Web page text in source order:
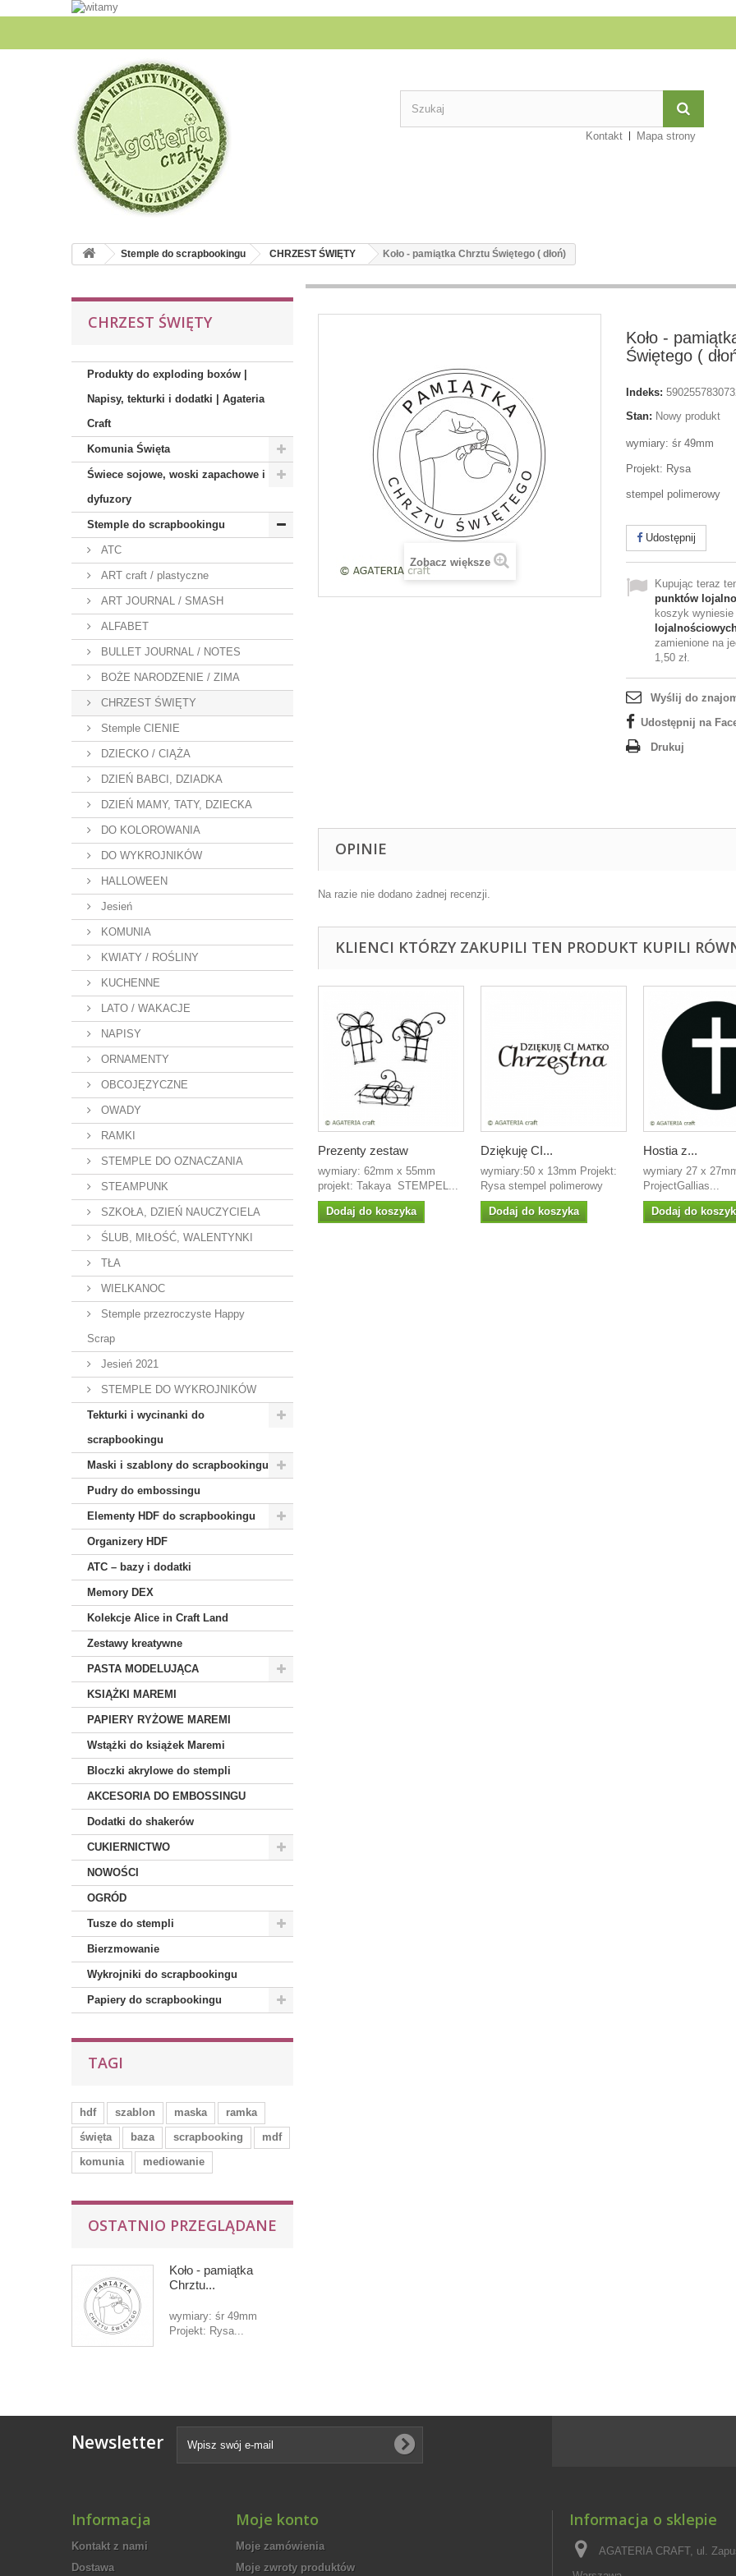
Kontakt Mapa strony
Stemple do scrapbookingu CHRZEST ŚWIĘTY Koło - pamiątka Chrztu Świętego ( dłoń)
CHRZEST ŚWIĘTY
Produkty do exploding boxów |
Napisy, tekturki i dodatki | Agateria
Craft
Komunia Święta
Świece sojowe, woski zapachowe i
dyfuzory
Stemple do scrapbookingu
ATC
ART craft / plastyczne
ART JOURNAL / SMASH
ALFABET
BULLET JOURNAL / NOTES
BOŻE NARODZENIE / ZIMA
CHRZEST ŚWIĘTY
Stemple CIENIE
DZIECKO / CIĄŻA
DZIEŃ BABCI, DZIADKA
DZIEŃ MAMY, TATY, DZIECKA
DO KOLOROWANIA
DO WYKROJNIKÓW
HALLOWEEN
Jesień
KOMUNIA
KWIATY / ROŚLINY
KUCHENNE
LATO / WAKACJE
NAPISY
ORNAMENTY
OBCOJĘZYCZNE
OWADY
RAMKI
STEMPLE DO OZNACZANIA
STEAMPUNK
SZKOŁA, DZIEŃ NAUCZYCIELA
ŚLUB, MIŁOŚĆ, WALENTYNKI
TŁA
WIELKANOC
Stemple przezroczyste Happy
Scrap
Jesień 2021
STEMPLE DO WYKROJNIKÓW
Tekturki i wycinanki do
scrapbookingu
Maski i szablony do scrapbookingu
Pudry do embossingu
Elementy HDF do scrapbookingu
Organizery HDF
ATC – bazy i dodatki
Memory DEX
Kolekcje Alice in Craft Land
Zestawy kreatywne
PASTA MODELUJĄCA
KSIĄŻKI MAREMI
PAPIERY RYŻOWE MAREMI
Wstążki do książek Maremi
Bloczki akrylowe do stempli
AKCESORIA DO EMBOSSINGU
Dodatki do shakerów
CUKIERNICTWO
NOWOŚCI
OGRÓD
Tusze do stempli
Bierzmowanie
Wykrojniki do scrapbookingu
Papiery do scrapbookingu
TAGI
hdf szablon maska
ramka
święta
baza scrapbooking
mdf
komunia
mediowanie
OSTATNIO PRZEGLĄDANE
Koło - pamiątka
Chrztu...
wymiary: śr 49mm
Projekt: Rysa...
Zobacz większe
Koło -
Świętego (
Indeks:
Stan: Nowy produkt
wymiary: śr 49mm
Projekt: Rysa
stempel polimerowy
Udostępnij
Kupując teraz
punktów
koszyk wyniesie
zamienione na
1,50 zł.
Wyślij do
Udostępnij na
Drukuj
OPINIE
Na razie nie dodano żadnej recenzji.
KLIENCI KTÓRZY ZAKUPILI TEN PRODUKT KUPILI
Prezenty zestaw
wymiary: 62mm x 55mm
projekt: Takaya STEMPEL...
Dodaj do koszyka
Dziękuję CI...
wymiary:50 x 13mm Projekt:
Rysa stempel polimerowy
Dodaj do koszyka
Hostia z...
wymiary 27 x
ProjectGallias...
Dodaj do
Newsletter
Informacja
Kontakt z nami
Dostawa
Moje konto
Moje zamówienia
Moje zwroty produktów
Informacja o sklepie
AGATERIA CRAFT, ul.